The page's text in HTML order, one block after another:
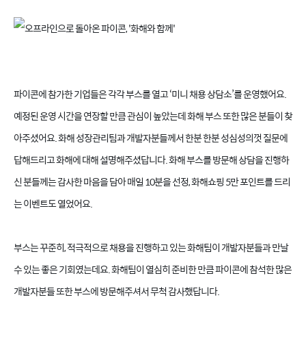
파이콘에 참가한 기업들은 각각 부스를 열고 ‘미니 채용 상담소’를 운영했어요.
예정된 운영 시간을 연장할 만큼 관심이 높았는데 화해 부스 또한 많은 분들이 찾
아주셨어요. 화해 성장관리팀과 개발자분들께서 한분 한분 성심성의껏 질문에
답해드리고 화해에 대해 설명해주셨답니다. 화해 부스를 방문해 상담을 진행하
신 분들께는 감사한 마음을 담아매일 10분을 선정, 화해쇼핑 5만 포인트를 드리
는 이벤트도 열었어요.
부스는 꾸준히, 적극적으로 채용을 진행하고 있는 화해팀이 개발자분들과 만날
수 있는 좋은 기회였는데요. 화해팀이 열심히 준비한 만큼 파이콘에 참석한 많은
개발자분들 또한 부스에 방문해주셔서 무척 감사했답니다.